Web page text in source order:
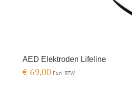
AED Elektroden Lifeline
€ 69,00 Excl. BTW